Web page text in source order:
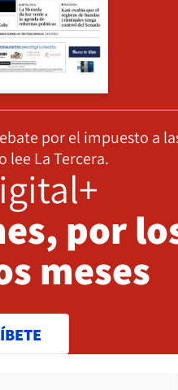
por el impuesto a
lee La Tercera.
por
meses